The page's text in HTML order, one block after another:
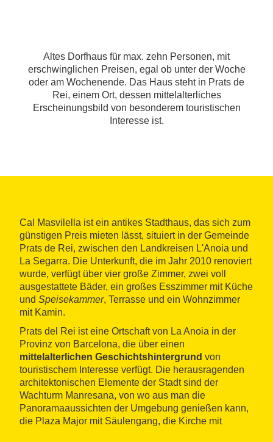
Altes Dorfhaus für max. zehn Personen, mit
erschwinglichen Preisen, egal ob unter der Woche
oder am Wochenende. Das Haus steht in Prats de
Rei, einem Ort, dessen mittelalterliches
Erscheinungsbild von besonderem touristischen
Interesse ist.
Cal Masvilella ist ein antikes Stadthaus, das sich zum
günstigen Preis mieten lässt, situiert in der Gemeinde
Prats de Rei, zwischen den Landkreisen L'Anoia und
La Segarra. Die Unterkunft, die im Jahr 2010 renoviert
wurde, verfügt über vier große Zimmer, zwei voll
ausgestattete Bäder, ein großes Esszimmer mit Küche
und Speisekammer, Terrasse und ein Wohnzimmer
mit Kamin.
Prats del Rei ist eine Ortschaft von La Anoia in der
Provinz von Barcelona, die über einen
mittelalterlichen Geschichtshintergrund von
touristischem Interesse verfügt. Die herausragenden
architektonischen Elemente der Stadt sind der
Wachturm Manresana, von wo aus man die
Panoramaaussichten der Umgebung genießen kann,
die Plaza Major mit Säulengang, die Kirche mit